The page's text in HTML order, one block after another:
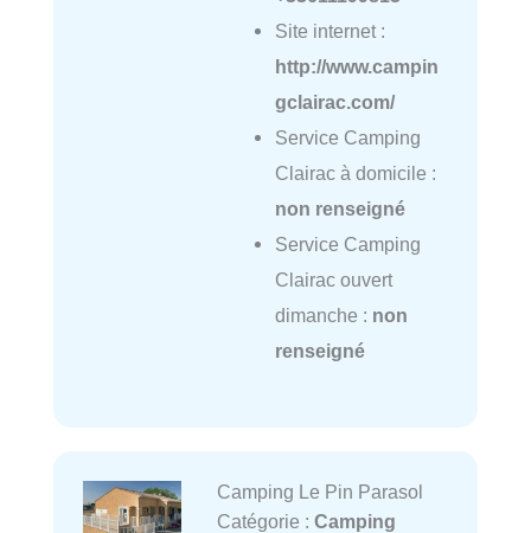
Site internet :
http://www.campin
gclairac.com/
Service Camping
Clairac à domicile :
non renseigné
Service Camping
Clairac ouvert
dimanche : non
renseigné
Camping Le Pin Parasol
Catégorie : Camping